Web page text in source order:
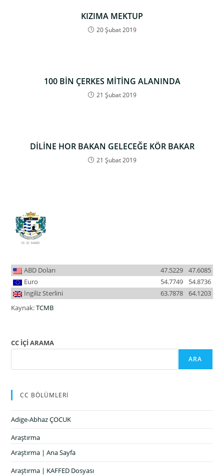
KIZIMA MEKTUP
20 Şubat 2019
100 BİN ÇERKES MİTİNG ALANINDA
21 Şubat 2019
DİLİNE HOR BAKAN GELECEĞE KÖR BAKAR
21 Şubat 2019
ABD Doları 47.6085
47.5229
Euro
54.8736
54.7749
İngiliz Sterlini
64.1203
63.7878
Kaynak:TCMB
CC İÇİ ARAMA
ARA
CC BÖLÜMLERİ
Adige-Abhaz ÇOCUK
Araştırma
Araştırma | Ana Sayfa
Araştırma | KAFFED Dosyası